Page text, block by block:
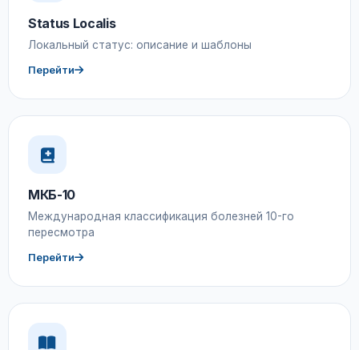
Status Localis
Локальный статус: описание и шаблоны
Перейти
МКБ-10
Международная классификация болезней 10-го
пересмотра
Перейти